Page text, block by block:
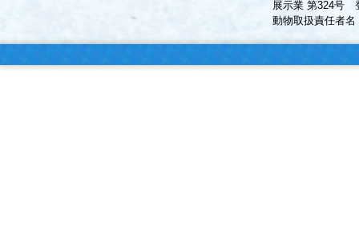
展示業 第324号
動物取扱責任者